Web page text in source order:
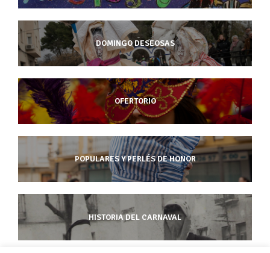
DOMINGO DESEOSAS
OFERTORIO
POPULARES Y PERLÉS DE HONOR
HISTORIA DEL CARNAVAL